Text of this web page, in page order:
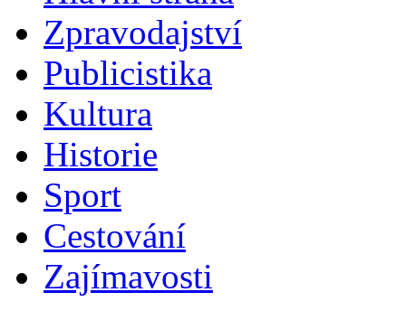
Zpravodajství
Publicistika
Kultura
Historie
Sport
Cestování
Zajímavosti